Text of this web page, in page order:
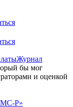
Журнал
бы мог
и оценкой